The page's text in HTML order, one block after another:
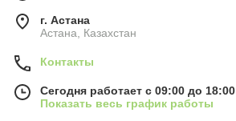
г. Астана
Астана, Казахстан
Контакты
Сегодня работает с 09:00 до 18:00
Показать весь график работы